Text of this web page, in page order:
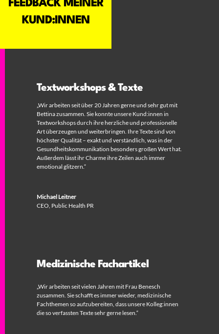
FEEDBACK MEINER
KUND:INNEN
Textworkshops & Texte
„Wir arbeiten seit über 20 Jahren gerne und sehr gut mit
Bettina zusammen. Sie konnte unsere Kund:innen in
Textworkshops durch ihre herzliche und professionelle
Art überzeugen und weiterbringen. Ihre Texte sind von
höchster Qualität – exakt und verständlich, was in der
Gesundheitskommunikation besonders großen Wert hat.
Außerdem lässt ihr Charme ihre Zeilen auch immer
emotional glitzern.“
Michael Leitner
CEO, Public Health PR
Medizinische Fachartikel
„Wir arbeiten seit vielen Jahren mit Frau Benesch
zusammen. Sie schafft es immer wieder, medizinische
Fachthemen so aufzubereiten, dass unsere Kolleg:innen
die so verfassten Texte sehr gerne lesen.“